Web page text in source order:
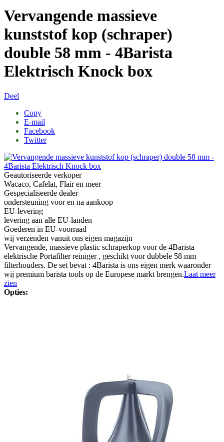
Vervangende massieve
kunststof kop (schraper)
double 58 mm - 4Barista
Elektrisch Knock box
Deel
Copy
E-mail
Facebook
Twitter
Geautoriseerde verkoper
Wacaco, Cafelat, Flair en meer
Gespecialiseerde dealer
ondersteuning voor en na aankoop
EU-levering
levering aan alle EU-landen
Goederen in EU-voorraad
wij verzenden vanuit ons eigen magazijn
Vervangende, massieve plastic schraperkop voor de 4Barista
elektrische Portafilter reiniger , geschikt voor dubbele 58 mm
filterhouders. De set bevat : 4Barista is ons eigen merk waaronder
wij premium barista tools op de Europese markt brengen.Laat meer
zien
Opties: